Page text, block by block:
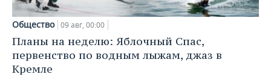
Общество 09 авг, 00:00
Планы на неделю: Яблочный Спас,
первенство по водным лыжам, джаз в
Кремле